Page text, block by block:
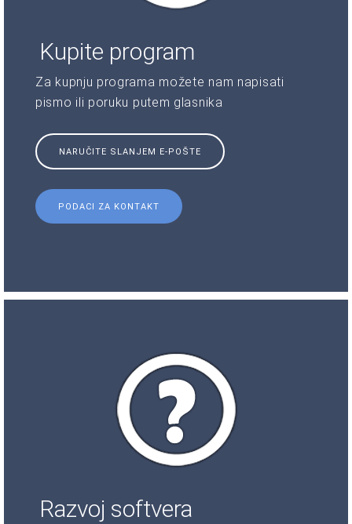
Kupite program
Za kupnju programa možete nam napisati
pismo ili poruku putem glasnika
NARUČITE SLANJEM E-POŠTE
PODACI ZA KONTAKT
Razvoj softvera